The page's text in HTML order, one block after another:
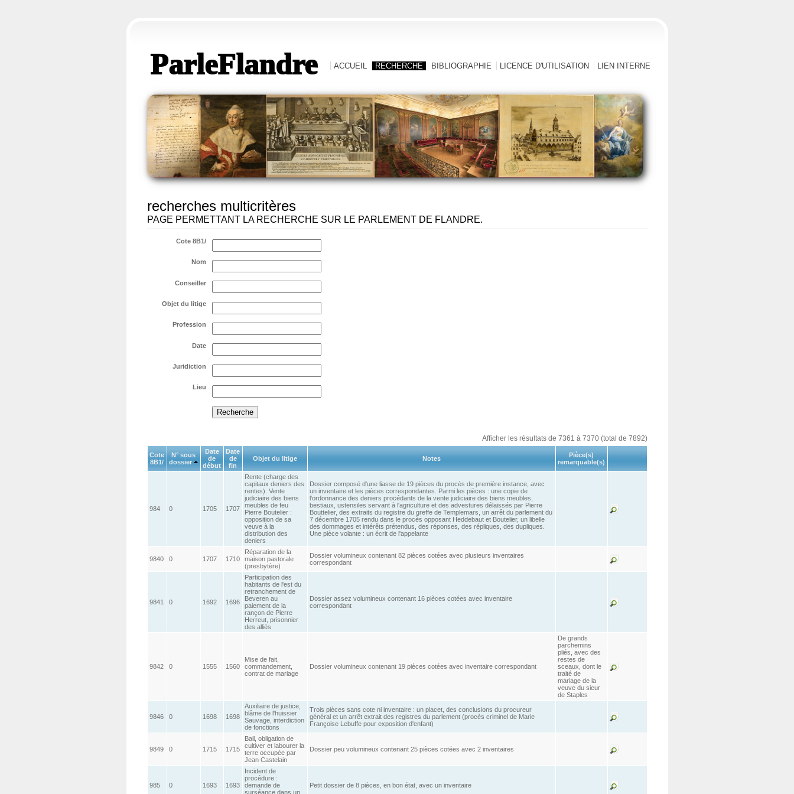
ParleFlandre ACCUEIL RECHERCHE BIBLIOGRAPHIE LICENCE D'UTILISATION LIEN INTERNE
recherches multicritères
PAGE PERMETTANT LA RECHERCHE SUR LE PARLEMENT DE FLANDRE.
Cote 8B1/
Nom
Conseiller
Objet du litige
Profession
Date
Juridiction
Lieu
Afficher les résultats de 7361 à 7370 (total de 7892)
Cote
8B1/
N° sous
dossier
Date
de
début
Date
de
fin
Objet du litige Notes
Pièce(s)
remarquable(s)
984 0 1705 1707
Rente (charge des
capitaux deniers des
rentes). Vente
judiciaire des biens
meubles de feu
Pierre Boutelier :
opposition de sa
veuve à la
distribution des
deniers
Dossier composé d'une liasse de 19 pièces du procès de première instance, avec
un inventaire et les pièces correspondantes. Parmi les pièces : une copie de
l'ordonnance des deniers procédants de la vente judiciaire des biens meubles,
bestiaux, ustensiles servant à l'agriculture et des advestures délaissés par Pierre
Bouttelier, des extraits du registre du greffe de Templemars, un arrêt du parlement du
7 décembre 1705 rendu dans le procès opposant Heddebaut et Boutelier, un libelle
des dommages et intérêts prétendus, des réponses, des répliques, des dupliques.
Une pièce volante : un écrit de l'appelante
9840 0 1707 1710
Réparation de la
maison pastorale
(presbytère)
Dossier volumineux contenant 82 pièces cotées avec plusieurs inventaires
correspondant
9841 0 1692 1696
Participation des
habitants de l'est du
retranchement de
Beveren au
paiement de la
rançon de Pierre
Herreut, prisonnier
des alliés
Dossier assez volumineux contenant 16 pièces cotées avec inventaire
correspondant
9842 0 1555 1560
Mise de fait,
commandement,
contrat de mariage
Dossier volumineux contenant 19 pièces cotées avec inventaire correspondant
De grands
parchemins
pliés, avec des
restes de
sceaux, dont le
traité de
mariage de la
veuve du sieur
de Staples
9846 0 1698 1698
Auxiliaire de justice,
blâme de l'huissier
Sauvage, interdiction
de fonctions
Trois pièces sans cote ni inventaire : un placet, des conclusions du procureur
général et un arrêt extrait des registres du parlement (procès criminel de Marie
Françoise Lebuffe pour exposition d'enfant)
9849 0 1715 1715
Bail, obligation de
cultiver et labourer la
terre occupée par
Jean Castelain
Dossier peu volumineux contenant 25 pièces cotées avec 2 inventaires
985 0 1693 1693
Incident de
procédure :
demande de
surséance dans un
Petit dossier de 8 pièces, en bon état, avec un inventaire